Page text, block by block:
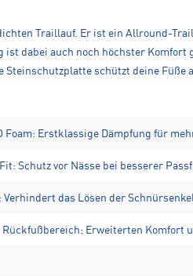
Traillauf. Er ist ein Allround-
dabei auch noch höchster Komfort
Steinschutzplatte schützt deine Füße
Foam: Erstklassige Dämpfung für
Fit: Schutz vor Nässe bei besserer
das Lösen der
Rückfußbereich: Erweiterten Komfort